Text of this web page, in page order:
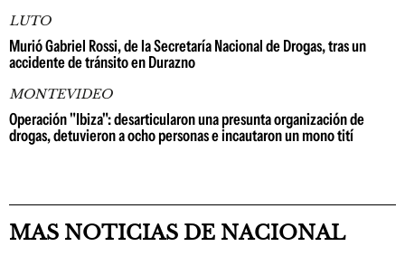
LUTO
Murió Gabriel Rossi, de la Secretaría Nacional de Drogas, tras un
accidente de tránsito en Durazno
MONTEVIDEO
Operación "Ibiza": desarticularon una presunta organización de
drogas, detuvieron a ocho personas e incautaron un mono tití
MAS NOTICIAS DE NACIONAL